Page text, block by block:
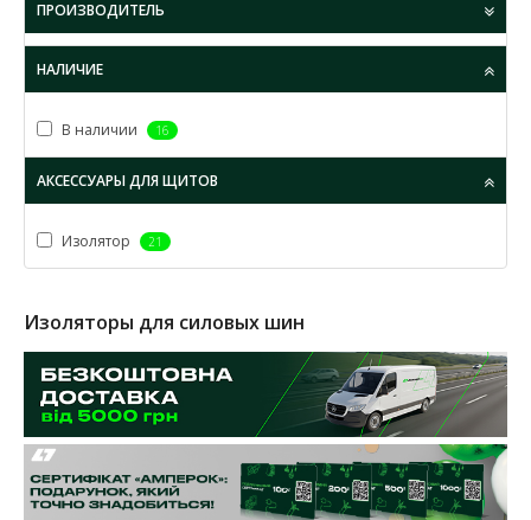
ПРОИЗВОДИТЕЛЬ
НАЛИЧИЕ
В наличии 16
АКСЕССУАРЫ ДЛЯ ЩИТОВ
Изолятор 21
Изоляторы для силовых шин